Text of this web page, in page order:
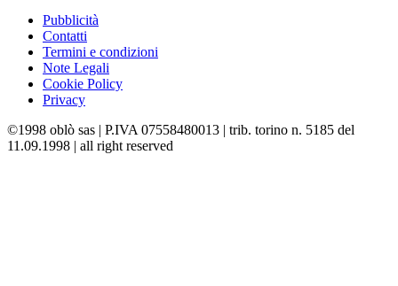
Pubblicità
Contatti
Termini e condizioni
Note Legali
Cookie Policy
Privacy
©1998 oblò sas | P.IVA 07558480013 | trib. torino n. 5185 del
11.09.1998 | all right reserved